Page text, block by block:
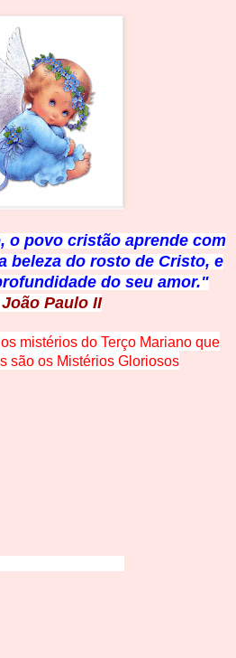
o povo cristão aprende com
beleza do rosto de Cristo, e
do seu amor."
Paulo II
mistérios do Terço Mariano que
são os Mistérios Gloriosos